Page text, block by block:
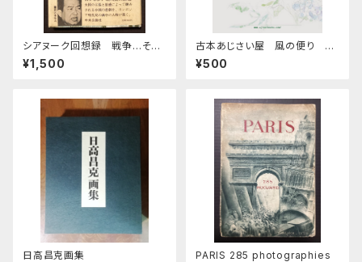
シアヌーク回想録 戦争…そし
て希望
¥1,500
古本あじさい屋 風の便り 別
巻
¥500
日高昌克画集 PARIS 285 photographies